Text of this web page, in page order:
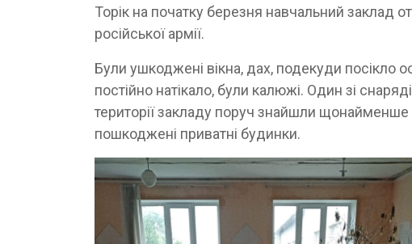
Торік на початку березня навчальний заклад
російської армії.
Були ушкоджені вікна, дах, подекуди посікло
постійно натікало, були калюжі. Один зі
території закладу поруч знайшли
пошкоджені приватні будинки.